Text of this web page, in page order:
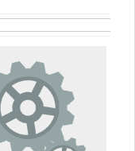
127 руб.